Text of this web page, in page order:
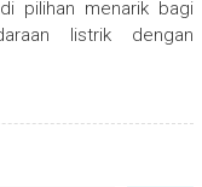
pilihan menarik bagi
listrik dengan